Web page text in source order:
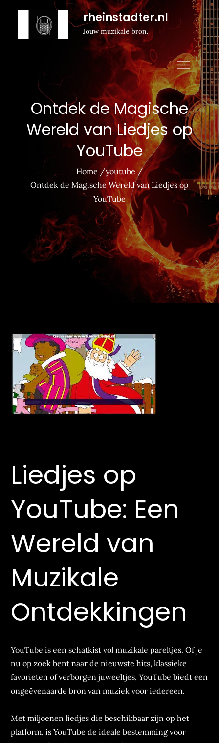
rheinstadter.nl
Jouw muzikale bron.
Ontdek de Magische
Wereld van Liedjes op
YouTube
Home
youtube
Ontdek de Magische Wereld van Liedjes op
YouTube
Liedjes op
YouTube: Een
Wereld van
Muzikale
Ontdekkingen
YouTube is een schatkist vol muzikale pareltjes. Of je
nu op zoek bent naar de nieuwste hits, klassieke
favorieten of verborgen juweeltjes, YouTube biedt een
ongeëvenaarde bron van muziek voor iedereen.
Met miljoenen liedjes die beschikbaar zijn op het
platform, is YouTube de ideale bestemming voor